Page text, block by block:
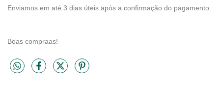
Enviamos em até 3 dias úteis após a confirmação do pagamento.
Boas compraas!